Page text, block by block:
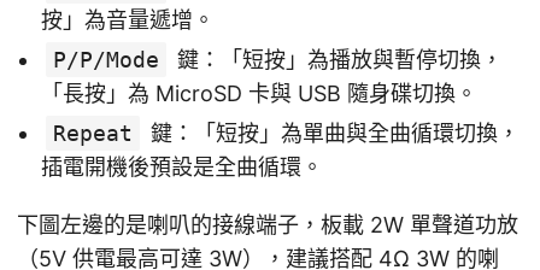
按」為音量遞增。
P/P/Mode
鍵：「短按」為播放與暫停切換，
「長按」為 MicroSD 卡與 USB 隨身碟切換。
Repeat
鍵：「短按」為單曲與全曲循環切換，
插電開機後預設是全曲循環。
下圖左邊的是喇叭的接線端子，板載 2W 單聲道功放
（5V 供電最高可達 3W），建議搭配 4Ω 3W 的喇